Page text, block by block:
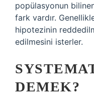
popülasyonun
fark vardır.
hipotezinin
edilmesini isterler.
DEMEK?